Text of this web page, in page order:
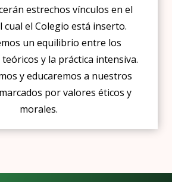
estrechos vínculos en el
cual el Colegio está inserto.
un equilibrio entre los
y la práctica intensiva.
y educaremos a nuestros
por valores éticos y
morales.